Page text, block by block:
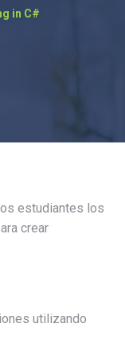
in C#
estudiantes los
crear
utilizando